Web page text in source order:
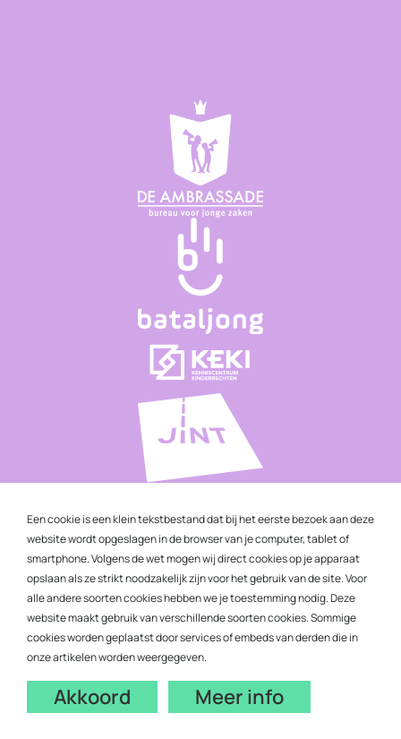
Een cookie is een klein tekstbestand dat bij het eerste bezoek aan deze
website wordt opgeslagen in de browser van je computer, tablet of
smartphone. Volgens de wet mogen wij direct cookies op je apparaat
opslaan als ze strikt noodzakelijk zijn voor het gebruik van de site. Voor
alle andere soorten cookies hebben we je toestemming nodig. Deze
website maakt gebruik van verschillende soorten cookies. Sommige
cookies worden geplaatst door services of embeds van derden die in
onze artikelen worden weergegeven.
Akkoord Meer info
© 2026 Komaf Privacy Policy
Disclaimer
Webdesign by Code d'or